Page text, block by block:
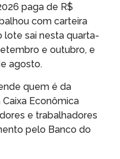
paga de R$
com carteira
lote sai nesta quarta-
e outubro, e
agosto.
quem é da
Econômica
e trabalhadores
pelo Banco do